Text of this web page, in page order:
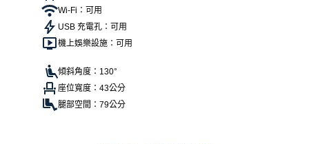
Wi-Fi：可用
USB 充電孔：可用
機上娛樂設施：可用
傾斜角度：130°
座位寬度：43公分
腿部空間：79公分